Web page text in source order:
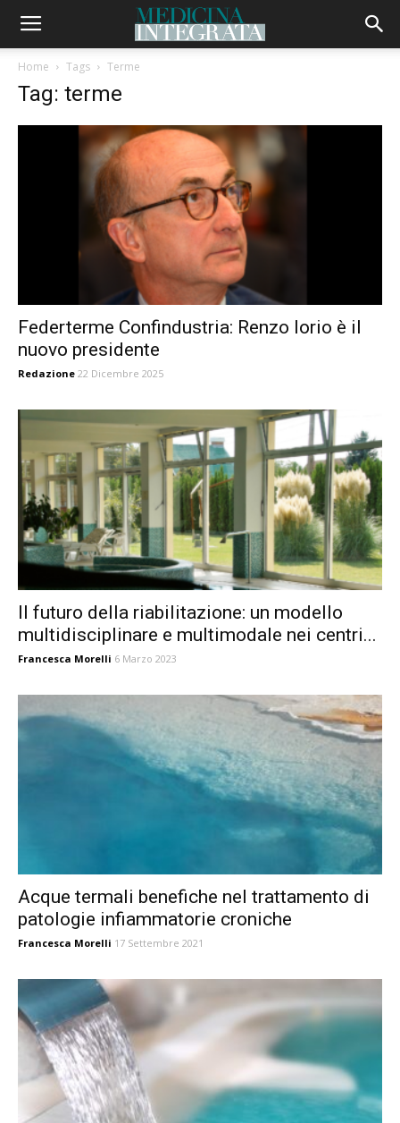
Home Tags Terme
Tag: terme
Federterme Confindustria: Renzo Iorio è il
nuovo presidente
Redazione 22 Dicembre 2025
Il futuro della riabilitazione: un modello
multidisciplinare e multimodale nei centri...
Francesca Morelli 6 Marzo 2023
Acque termali benefiche nel trattamento di
patologie infiammatorie croniche
Francesca Morelli 17 Settembre 2021